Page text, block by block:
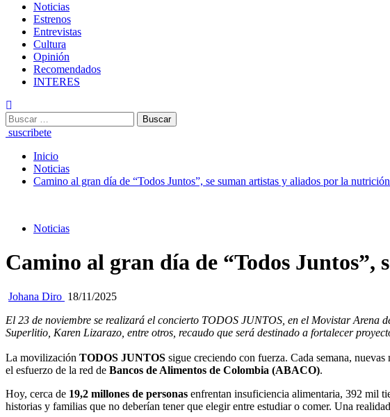
Noticias
Estrenos
Entrevistas
Cultura
Opinión
Recomendados
INTERES
Buscar:
suscribete
Inicio
Noticias
Camino al gran día de “Todos Juntos”, se suman artistas y aliados por la
Noticias
Camino al gran día de “Todos
Johana Diro 18/11/2025
El 23 de noviembre se realizará el concierto TODOS JUNTOS, en el Movistar Arena
Superlitio, Karen Lizarazo, entre otros, recaudo que será destinado a fortalecer
La movilización TODOS JUNTOS sigue creciendo con fuerza. Cada semana,
el esfuerzo de la red de Bancos de Alimentos de Colombia (ABACO).
Hoy, cerca de 19,2 millones de personas enfrentan insuficiencia alimentaria, 392 mil
historias y familias que no deberían tener que elegir entre estudiar o comer. Una